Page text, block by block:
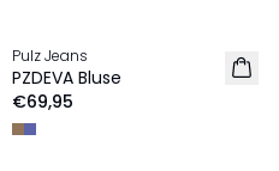
NEU
Pulz Jeans
PZDEVA Bluse
€69,95